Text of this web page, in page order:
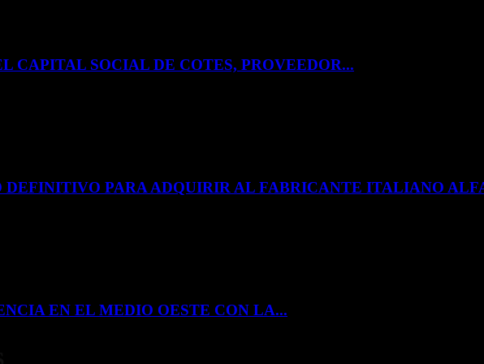
CAPITAL SOCIAL DE COTES, PROVEEDOR...
DEFINITIVO PARA ADQUIRIR AL FABRICANTE ITALIANO
EN EL MEDIO OESTE CON LA...